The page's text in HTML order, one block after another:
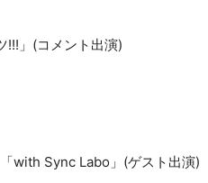
!!!」(コメント出演)
with Sync Labo」(ゲスト出演)